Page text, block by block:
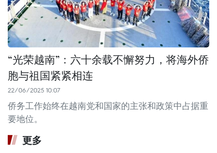
“光荣越南”：六十余载不懈努力，将海外侨
胞与祖国紧紧相连
22/06/2025 10:07
侨务工作始终在越南党和国家的主张和政策中占据重
要地位。
更多